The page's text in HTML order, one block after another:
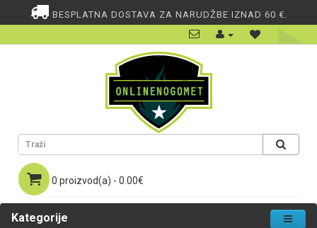
BESPLATNA DOSTAVA ZA NARUDŽBE IZNAD 60 €.
0 proizvod(a) - 0.00€
Kategorije